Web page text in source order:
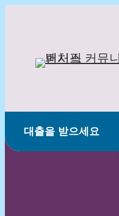
대출을 받으세요